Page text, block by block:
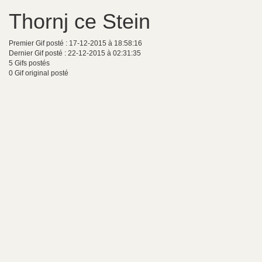
Thornj ce Stein
Premier Gif posté : 17-12-2015 à 18:58:16
Dernier Gif posté : 22-12-2015 à 02:31:35
5 Gifs postés
0 Gif original posté